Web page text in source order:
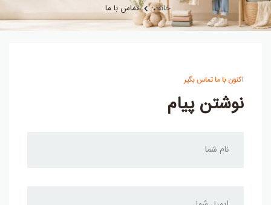
خانه تماس با ما
اکنون با ما تماس بگیر
نوشتن پیام